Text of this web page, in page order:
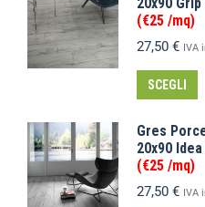
(€25 /mq)
27,50 € IVA
SCEGLI
Gres
20x90
(€25 /mq)
27,50 € IVA